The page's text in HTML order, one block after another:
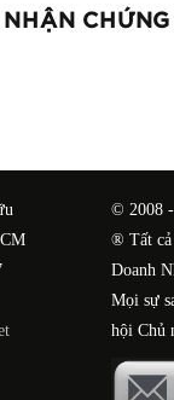
© 2008 -
® Tất cả
Doanh
Mọi sự
hội Chủ